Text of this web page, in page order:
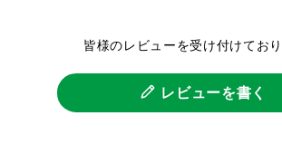
皆様のレビューを受け付けており
レビューを書く